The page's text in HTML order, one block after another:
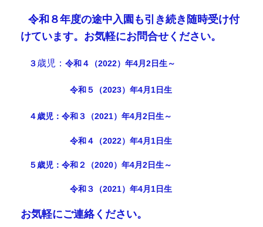
令和８年度の途中入園も引き続き随時受け付
けています。お気軽にお問合せください。
３ 歳児： 令和４（2022）年4月2日生～
令和５（2023）年4月1日生
４歳児：令和３（2021）年4月2日生～
令和４（2022）年4月1日生
５歳児：令和２ （2020）年4月2日生～
令和３（2021）年4月1日生
お気軽にご連絡ください。